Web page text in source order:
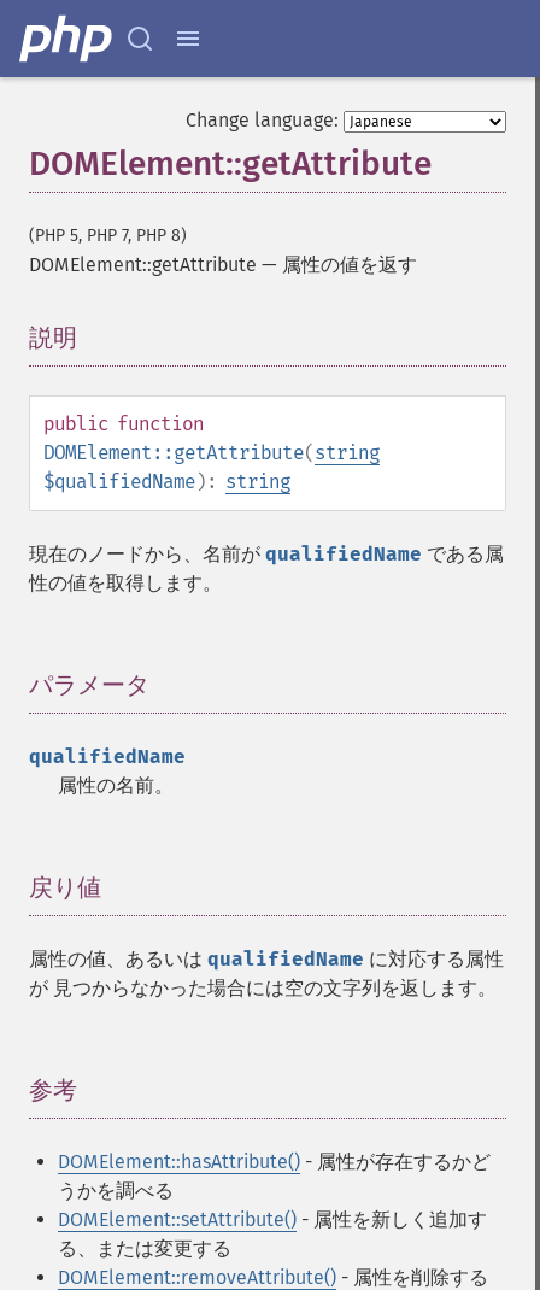
Change language:
DOMElement::getAttribute
(PHP 5, PHP 7, PHP 8)
DOMElement::getAttribute — 属性の値を返す
説明
public function
DOMElement::getAttribute(string
$qualifiedName): string
現在のノードから、名前が qualifiedName である属
性の値を取得します。
パラメータ
qualifiedName
属性の名前。
戻り値
属性の値、あるいは qualifiedName に対応する属性
が 見つからなかった場合には空の文字列を返します。
参考
DOMElement::hasAttribute() - 属性が存在するかど
うかを調べる
DOMElement::setAttribute() - 属性を新しく追加す
る、または変更する
DOMElement::removeAttribute() - 属性を削除する